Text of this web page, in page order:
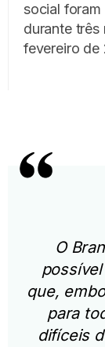
social
durante
fevereiro de
O
que,
para
difíceis